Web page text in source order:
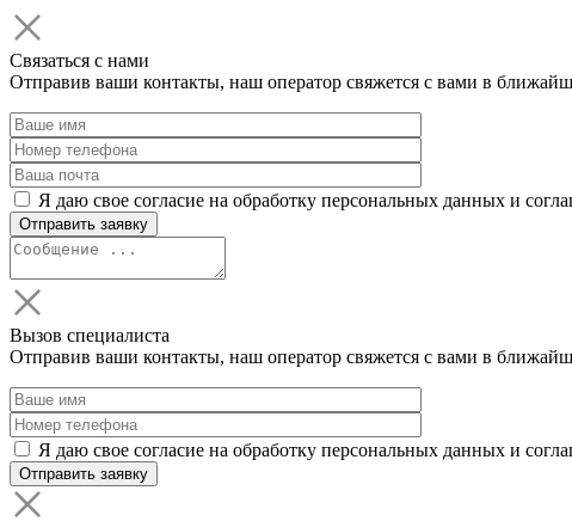
Связаться с нами
Отправив ваши контакты, наш оператор свяжется с вами в
Я даю свое согласие на обработку персональных данных и
Вызов специалиста
Отправив ваши контакты, наш оператор свяжется с вами в
Я даю свое согласие на обработку персональных данных и